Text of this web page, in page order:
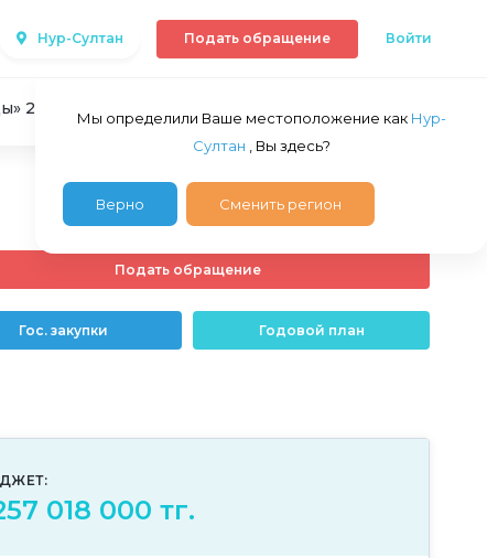
Мы определили Ваше местоположение как Нур-
Султан , Вы здесь?
Верно Сменить регион
Нур-Султан Подать обращение Войти
2021 год
Подать обращение
Гос. закупки Годовой план
018 000 тг.